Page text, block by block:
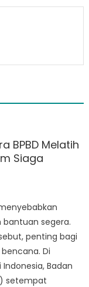
BPBD Melatih
Siaga
segera.
penting bagi
Di
Badan
setempat